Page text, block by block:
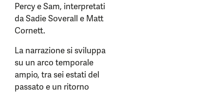
Percy e Sam, interpretati
da Sadie Soverall e Matt
Cornett.
La narrazione si sviluppa
su un arco temporale
ampio, tra sei estati del
passato e un ritorno